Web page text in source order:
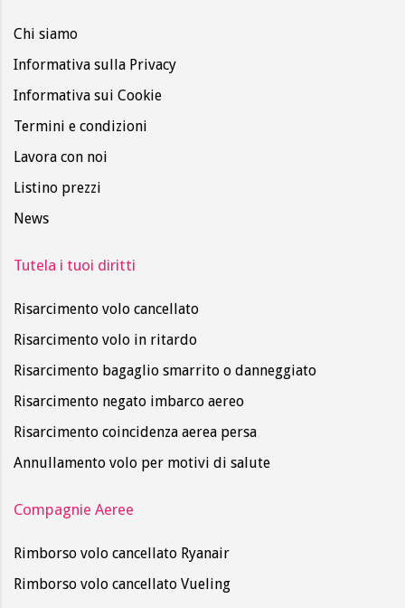
Chi siamo
Informativa sulla Privacy
Informativa sui Cookie
Termini e condizioni
Lavora con noi
Listino prezzi
News
Tutela i tuoi diritti
Risarcimento volo cancellato
Risarcimento volo in ritardo
Risarcimento bagaglio smarrito o danneggiato
Risarcimento negato imbarco aereo
Risarcimento coincidenza aerea persa
Annullamento volo per motivi di salute
Compagnie Aeree
Rimborso volo cancellato Ryanair
Rimborso volo cancellato Vueling